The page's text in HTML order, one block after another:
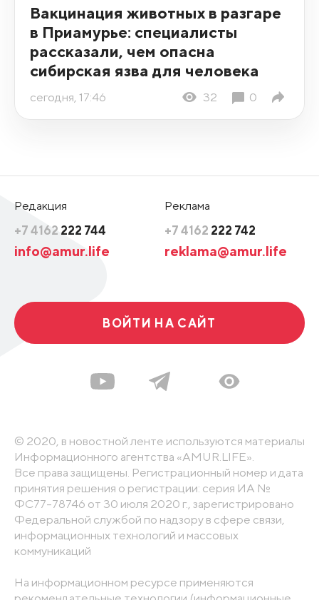
Вакцинация животных в разгаре
в Приамурье: специалисты
рассказали, чем опасна
сибирская язва для человека
сегодня, 17:46 32 0
Редакция
+7 4162 222 744
info@amur.life
Реклама
+7 4162 222 742
reklama@amur.life
ВОЙТИ НА САЙТ
© 2020, в новостной ленте используются материалы
Информационного агентства «AMUR.LIFE».
Все права защищены. Регистрационный номер и дата
принятия решения о регистрации: серия ИА №
ФС77-78746 от 30 июля 2020 г., зарегистрировано
Федеральной службой по надзору в сфере связи,
информационных технологий и массовых
коммуникаций
На информационном ресурсе применяются